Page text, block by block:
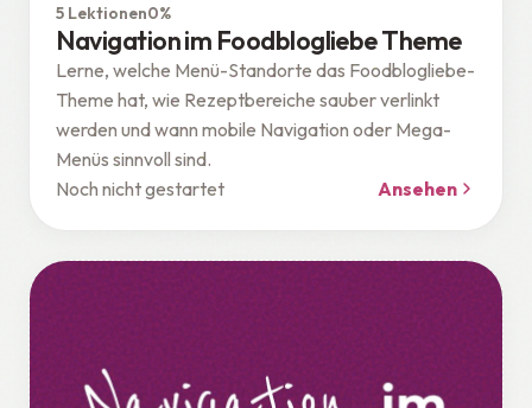
5 Lektionen0%
Navigation im Foodblogliebe Theme
Lerne, welche Menü-Standorte das Foodblogliebe-
Theme hat, wie Rezeptbereiche sauber verlinkt
werden und wann mobile Navigation oder Mega-
Menüs sinnvoll sind.
Noch nicht gestartet
Ansehen